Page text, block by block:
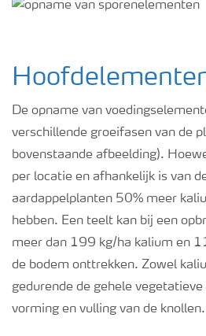
Webinars
De opname van
verschillende groeifasen van de
bovenstaande afbeelding).
per locatie en afhankelijk is van
aardappelplanten 50% meer
hebben. Een teelt kan bij een
meer dan 199 kg/ha kalium en
de bodem onttrekken. Zowel
gedurende de gehele
vorming en vulling van de knollen.